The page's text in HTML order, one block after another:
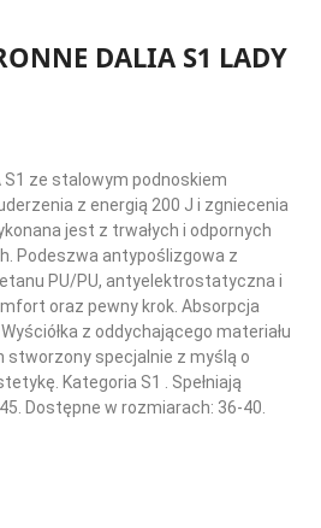
DALIA S1 LADY
S1 ze stalowym podnoskiem
z energią 200 J i zgniecenia
jest z trwałych i odpornych
Podeszwa antypoślizgowa z
PU/PU, antyelektrostatyczna i
oraz pewny krok. Absorpcja
z oddychającego materiału
stworzony specjalnie z myślą o
Kategoria S1 . Spełniają
Dostępne w rozmiarach: 36-40.